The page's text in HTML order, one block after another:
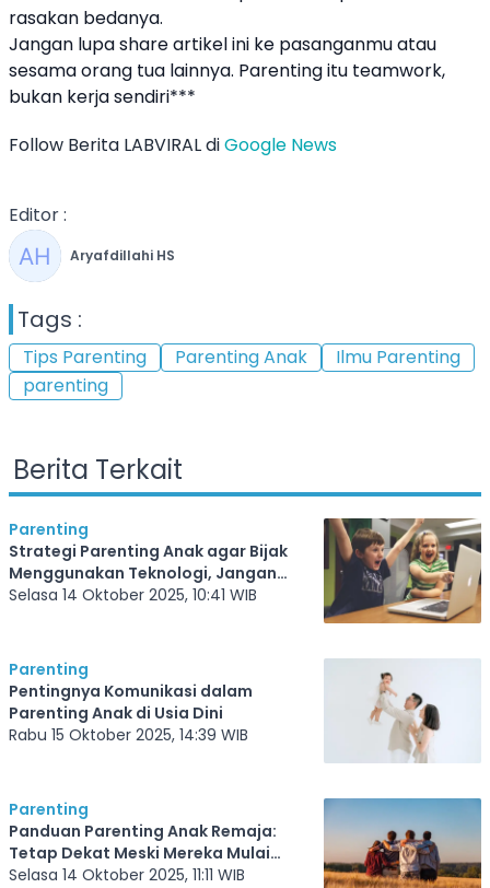
rasakan bedanya.
Jangan lupa share artikel ini ke pasanganmu atau
sesama orang tua lainnya. Parenting itu teamwork,
bukan kerja sendiri***
Follow Berita LABVIRAL diGoogle News
Editor :
Aryafdillahi HS
Tags :
Tips Parenting Parenting Anak
Ilmu Parenting
parenting
Berita Terkait
Parenting
Strategi Parenting Anak agar Bijak
Menggunakan Teknologi, Jangan
Sampai Salah Kehilangan Aktifitas
Selasa 14 Oktober 2025, 10:41 WIB
Parenting
Pentingnya Komunikasi dalam
Parenting Anak di Usia Dini
Rabu 15 Oktober 2025, 14:39 WIB
Parenting
Panduan Parenting Anak Remaja:
Tetap Dekat Meski Mereka Mulai
Mandiri
Selasa 14 Oktober 2025, 11:11 WIB